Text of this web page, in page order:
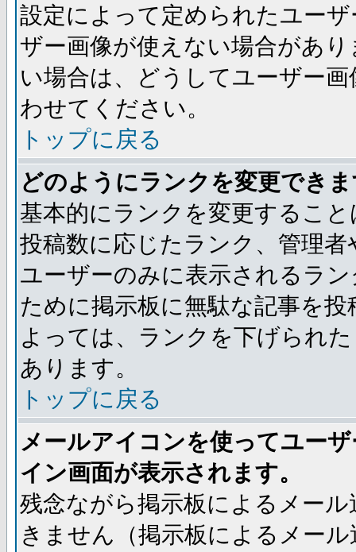
設定によって定められたユー
ザー画像が使えない場合があ
い場合は、どうしてユーザー
わせてください。
トップに戻る
どのようにランクを変更でき
基本的にランクを変更するこ
投稿数に応じたランク、管理
ユーザーのみに表示されるラ
ために掲示板に無駄な記事を
よっては、ランクを下げられ
あります。
トップに戻る
メールアイコンを使ってユー
イン画面が表示されます。
残念ながら掲示板によるメー
きません（掲示板によるメー